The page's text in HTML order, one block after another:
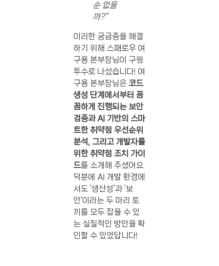
순 없을
까?”
이러한 궁금증을 해결
하기 위해 스패로우 여
구용 본부장님이 구원
투수로 나섰습니다! 여
구용 본부장님은 코드
생성 단계에서부터 꼼
꼼하게 진행되는 보안
검증과 AI 기반의 스마
트한 취약점 우선순위
분석, 그리고 개발자를
위한 취약점 조치 가이
드를 소개해 주셨어요.
덕분에 AI 개발 환경에
서도 ‘생산성’과 ‘보
안’이라는 두 마리 토
끼를 모두 잡을 수 있
는 실질적인 방안을 확
인할 수 있었답니다!